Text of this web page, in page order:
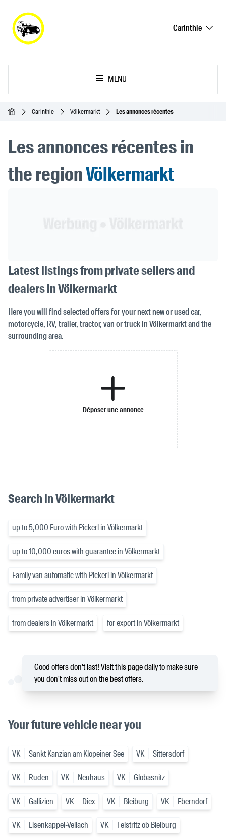
Carinthie
MENU
AccueilCarinthie Völkermarkt Les annonces récentes
Les annonces récentes in
the regionVölkermarkt
Latest listings from private sellers and
dealers in Völkermarkt
Here you will find selected offers for your next new or used car,
motorcycle, RV, trailer, tractor, van or truck in Völkermarkt and the
surrounding area.
Déposer une annonce
Search in Völkermarkt
up to 5,000 Euro with Pickerl in Völkermarkt
up to 10,000 euros with guarantee in Völkermarkt
Family van automatic with Pickerl in Völkermarkt
from private advertiser in Völkermarkt
from dealers in Völkermarkt for export in Völkermarkt
Good offers don't last! Visit this page daily to make sure
you don't miss out on the best offers.
Your future vehicle near you
VK Sankt Kanzian am Klopeiner See VK Sittersdorf
VK Ruden VK Neuhaus VK Globasnitz
VK Gallizien VK Diex VK Bleiburg VK Eberndorf
VK Eisenkappel-Vellach VK Feistritz ob Bleiburg